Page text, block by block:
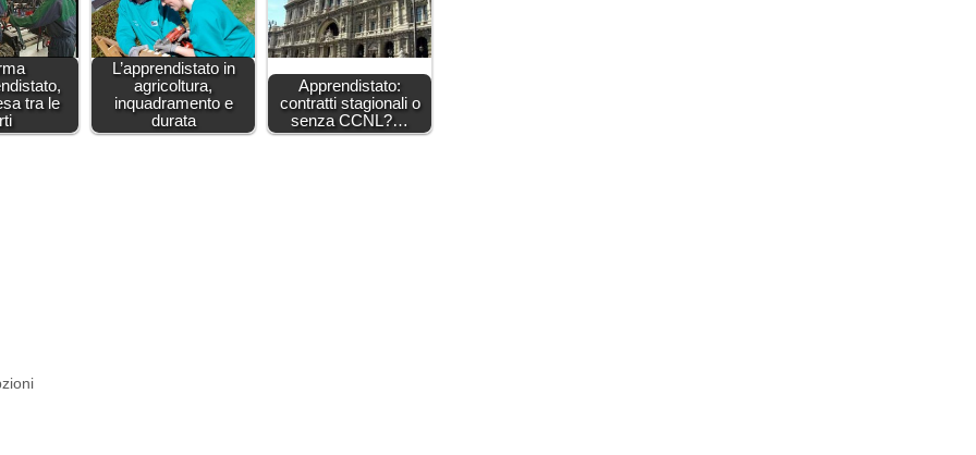
tra le
L’apprendistato in
agricoltura,
inquadramento e
durata
Apprendistato:
contratti stagionali o
senza CCNL?…